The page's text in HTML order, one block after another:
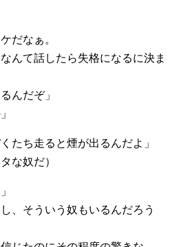
だなぁ。
んて話したら失格になるに決ま
んだぞ」
ち走ると煙が出るんだよ」
な奴だ）
、そういう奴もいるんだろう